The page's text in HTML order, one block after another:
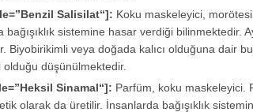
Benzil Salisilat“]: Koku maskeleyici, morötesi
sistemine hasar verdiği bilinmektedir.
Biyobirikimli veya doğada kalıcı olduğuna dair
düşünülmektedir.
Heksil Sinamal“]: Parfüm, koku maskeleyici.
olarak da üretilir. İnsanlarda bağışıklık